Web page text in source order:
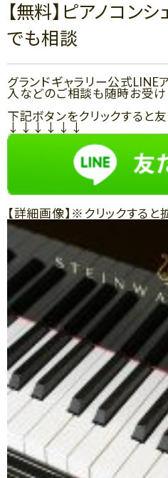
【無料】ピアノコン
でも相談
グランドギャラリー公式LINE
入などのご相談も随時お受
下記ボタンをクリックすると
↓↓↓↓↓↓
【詳細画像】※クリックすると